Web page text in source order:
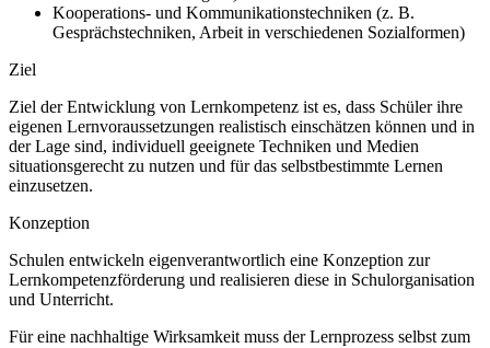
Kooperations- und Kommunikationstechniken (z. B.
Gesprächstechniken, Arbeit in verschiedenen Sozialformen)
Ziel
Ziel der Entwicklung von Lernkompetenz ist es, dass Schüler ihre
eigenen Lernvoraussetzungen realistisch einschätzen können und in
der Lage sind, individuell geeignete Techniken und Medien
situationsgerecht zu nutzen und für das selbstbestimmte Lernen
einzusetzen.
Konzeption
Schulen entwickeln eigenverantwortlich eine Konzeption zur
Lernkompetenzförderung und realisieren diese in Schulorganisation
und Unterricht.
Für eine nachhaltige Wirksamkeit muss der Lernprozess selbst zum